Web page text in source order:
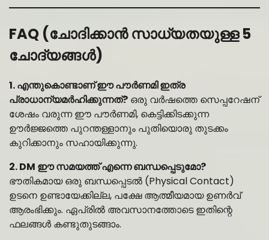
FAQ (ചോദിക്കാൻ സാധ്യതയുള്ള 5
ചോദ്യങ്ങൾ)
1. എന്തുകൊണ്ടാണ് ഈ പൗർണമി ഇത്ര
പ്രാധാന്യമർഹിക്കുന്നത്? ഒരു വർഷത്തെ സെപ്പറേഷന്
ശേഷം വരുന്ന ഈ പൗർണമി, കെട്ടിക്കിടക്കുന്ന
ഊർജ്ജത്തെ പുറന്തള്ളാനും പുതിയൊരു തുടക്കം
കുറിക്കാനും സഹായിക്കുന്നു.
2. DM ഈ സമയത്ത് എന്നെ ബന്ധപ്പെടുമോ?
ഭൗതികമായ ഒരു ബന്ധപ്പെടൽ (Physical Contact)
ഉടനെ ഉണ്ടായേക്കില്ല, പക്ഷേ ആത്മീയമായ ഉണർവ്
ആരംഭിക്കും. ഏപ്രിൽ അവസാനത്തോടെ ഇതിന്റെ
ഫലങ്ങൾ കണ്ടുതുടങ്ങാം.